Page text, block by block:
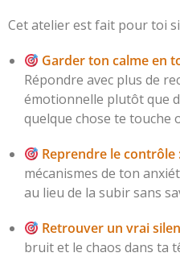
Cet atelier est fait pour toi
Garder ton calme en
Répondre avec plus de
émotionnelle plutôt que
quelque chose te touche
Reprendre le contrôle
mécanismes de ton
au lieu de la subir sans
Retrouver un vrai
bruit et le chaos dans ta